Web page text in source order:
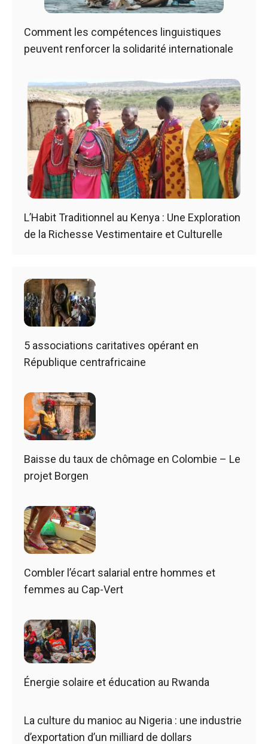
Comment les compétences linguistiques
peuvent renforcer la solidarité internationale
L’Habit Traditionnel au Kenya : Une Exploration
de la Richesse Vestimentaire et Culturelle
5 associations caritatives opérant en
République centrafricaine
Baisse du taux de chômage en Colombie – Le
projet Borgen
Combler l’écart salarial entre hommes et
femmes au Cap-Vert
Énergie solaire et éducation au Rwanda
La culture du manioc au Nigeria : une industrie
d’exportation d’un milliard de dollars